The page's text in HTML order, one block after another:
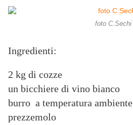
foto C.Sechi
Ingredienti:
2 kg di cozze
un bicchiere di vino bianco
burro a temperatura ambiente
prezzemolo